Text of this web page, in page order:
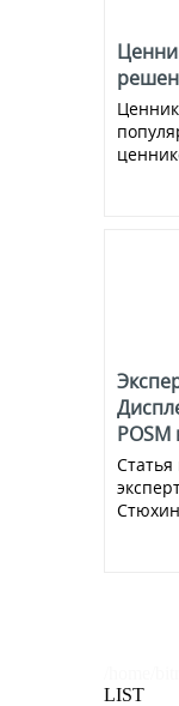
POSM
LIST